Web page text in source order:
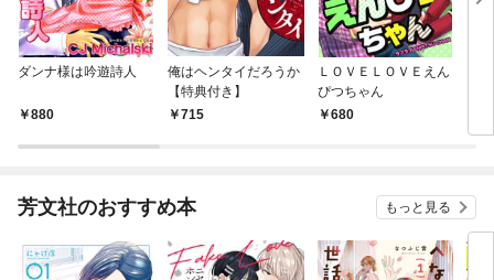
ダンナ様は吟遊詩人
880
俺はヘンタイだろうか
【特典付き】
715
ＬＯＶＥＬＯＶＥえん
ぴつちゃん
680
芳文社のおすすめ本 もっと見る